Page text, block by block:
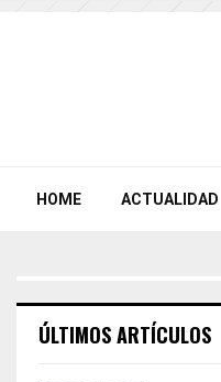
HOME ACTUALIDAD
ÚLTIMOS ARTÍCULOS